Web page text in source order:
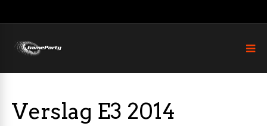
Verslag E3 2014